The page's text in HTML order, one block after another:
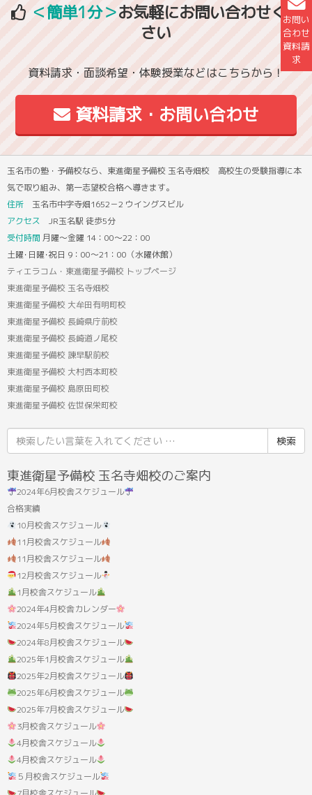
お問い
合わせ
資料請
求
＜簡単1分＞お気軽にお問い合わせくだ
さい
資料請求・面談希望・体験授業などはこちらから！
資料請求・お問い合わせ
玉名市の塾・予備校なら、東進衛星予備校 玉名寺畑校 高校生の受験指導に本
気で取り組み、第一志望校合格へ導きます。
住所 玉名市中字寺畑1652－2 ウイングスビル
アクセス JR玉名駅 徒歩5分
受付時間 月曜～金曜 14：00～22：00
土曜･日曜･祝日 9：00～21：00（水曜休館）
ティエラコム・東進衛星予備校 トップページ
東進衛星予備校 玉名寺畑校
東進衛星予備校 大牟田有明町校
東進衛星予備校 長崎県庁前校
東進衛星予備校 長崎道ノ尾校
東進衛星予備校 諫早駅前校
東進衛星予備校 大村西本町校
東進衛星予備校 島原田町校
東進衛星予備校 佐世保栄町校
索
結
果:
東進衛星予備校 玉名寺畑校のご案内
2024年6月校舎スケジュール
合格実績
10月校舎スケジュール
11月校舎スケジュール
11月校舎スケジュール
12月校舎スケジュール
1月校舎スケジュール
2024年4月校舎カレンダー
2024年5月校舎スケジュール
2024年8月校舎スケジュール
2025年1月校舎スケジュール
2025年2月校舎スケジュール
2025年6月校舎スケジュール
2025年7月校舎スケジュール
3月校舎スケジュール
4月校舎スケジュール
4月校舎スケジュール
５月校舎スケジュール